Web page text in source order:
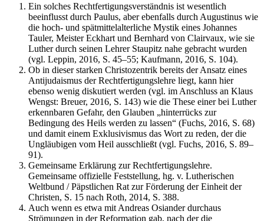
Ein solches Rechtfertigungsverständnis ist wesentlich
beeinflusst durch Paulus, aber ebenfalls durch Augustinus wie
die hoch- und spätmittelalterliche Mystik eines Johannes
Tauler, Meister Eckhart und Bernhard von Clairvaux, wie sie
Luther durch seinen Lehrer Staupitz nahe gebracht wurden
(vgl. Leppin, 2016, S. 45–55; Kaufmann, 2016, S. 104).
Ob in dieser starken Christozentrik bereits der Ansatz eines
Antijudaismus der Rechtfertigungslehre liegt, kann hier
ebenso wenig diskutiert werden (vgl. im Anschluss an Klaus
Wengst: Breuer, 2016, S. 143) wie die These einer bei Luther
erkennbaren Gefahr, den Glauben „hinterrücks zur
Bedingung des Heils werden zu lassen“ (Fuchs, 2016, S. 68)
und damit einem Exklusivismus das Wort zu reden, der die
Ungläubigen vom Heil ausschließt (vgl. Fuchs, 2016, S. 89–
91).
Gemeinsame Erklärung zur Rechtfertigungslehre.
Gemeinsame offizielle Feststellung, hg. v. Lutherischen
Weltbund / Päpstlichen Rat zur Förderung der Einheit der
Christen, S. 15 nach Roth, 2014, S. 388.
Auch wenn es etwa mit Andreas Osiander durchaus
Strömungen in der Reformation gab, nach der die